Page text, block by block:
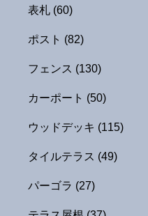
表札 (60)
ポスト (82)
フェンス (130)
カーポート (50)
ウッドデッキ (115)
タイルテラス (49)
パーゴラ (27)